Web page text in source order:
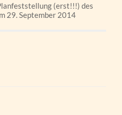
(erst!!!) des
29. September 2014